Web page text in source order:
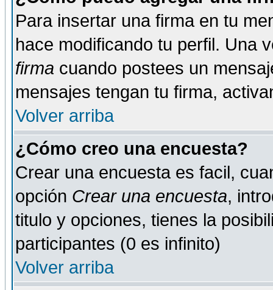
Para insertar una firma en tu
hace modificando tu perfil. Una
firma cuando postees un
mensajes tengan tu firma,
Volver arriba
¿Cómo creo una encuesta?
Crear una encuesta es facil,
opción Crear una encuesta,
titulo y opciones, tienes la
participantes (0 es infinito)
Volver arriba